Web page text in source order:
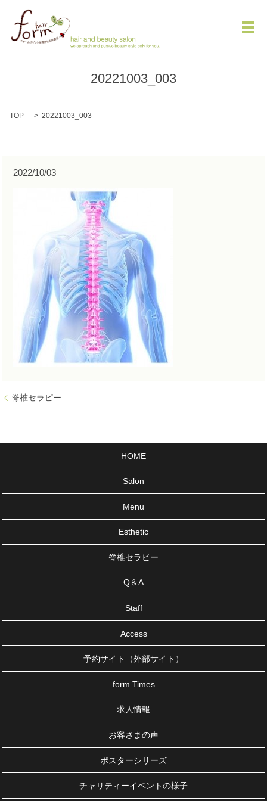
メ
20221003_003
TOP 20221003_003
2022/10/03
脊椎セラピー
HOME
Salon
Menu
Esthetic
脊椎セラピー
Q＆A
Staff
Access
予約サイト（外部サイト）
form Times
求人情報
お客さまの声
ポスターシリーズ
チャリティーイベントの様子